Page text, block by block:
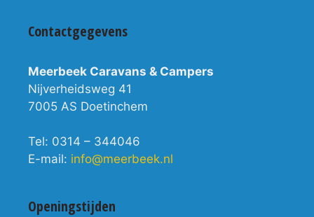
Contactgegevens
Meerbeek Caravans & Campers
Nijverheidsweg 41
7005 AS Doetinchem
Tel: 0314 – 344046
E-mail: info@meerbeek.nl
Openingstijden